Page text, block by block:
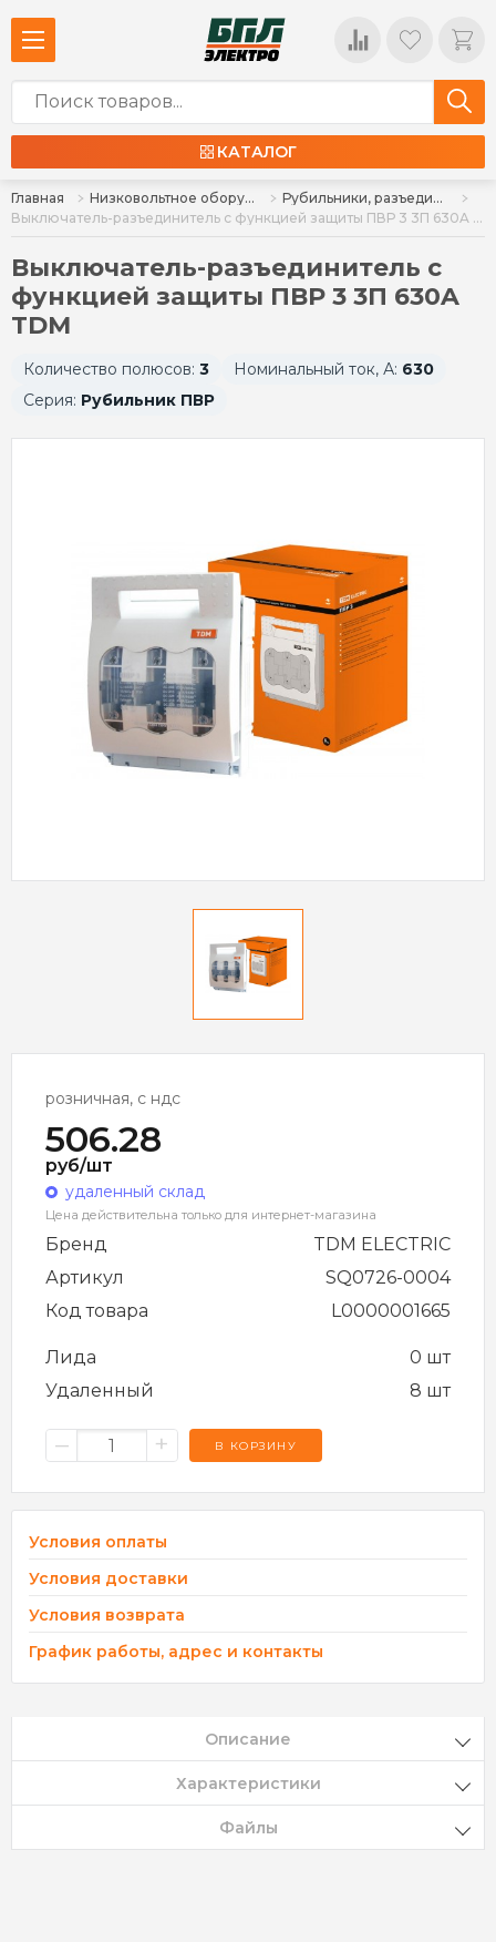
КАТАЛОГ
Главная Низковольтное оборудование
Рубильники, разъединители, расцепители
Выключатель-разъединитель с функцией защиты ПВР 3 3П 630A TDM
Выключатель-разъединитель с
функцией защиты ПВР 3 3П 630A
TDM
Количество полюсов: 3 Номинальный ток, А: 630
Серия: Рубильник ПВР
розничная, с ндс
506.28
руб/шт
удаленный склад
Цена действительна только для интернет-магазина
Бренд
TDM ELECTRIC
Артикул
SQ0726-0004
Код товара
L0000001665
Лида
0 шт
Удаленный
8 шт
– + В КОРЗИНУ
Условия оплаты
Условия доставки
Условия возврата
График работы, адрес и контакты
Описание
Характеристики
Файлы